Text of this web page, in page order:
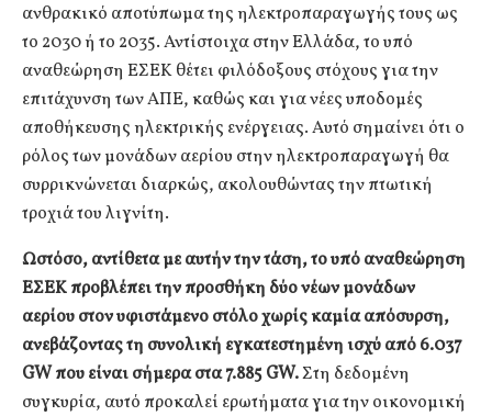
ανθρακικό αποτύπωμα της ηλεκτροπαραγωγής τους ως
το 2030 ή το 2035. Αντίστοιχα στην Ελλάδα, το υπό
αναθεώρηση ΕΣΕΚ θέτει φιλόδοξους στόχους για την
επιτάχυνση των ΑΠΕ, καθώς και για νέες υποδομές
αποθήκευσης ηλεκτρικής ενέργειας. Αυτό σημαίνει ότι ο
ρόλος των μονάδων αερίου στην ηλεκτροπαραγωγή θα
συρρικνώνεται διαρκώς, ακολουθώντας την πτωτική
τροχιά του λιγνίτη.
Ωστόσο, αντίθετα με αυτήν την τάση, το υπό αναθεώρηση
ΕΣΕΚ προβλέπει την προσθήκη δύο νέων μονάδων
αερίου στον υφιστάμενο στόλο χωρίς καμία απόσυρση,
ανεβάζοντας τη συνολική εγκατεστημένη ισχύ από 6.037
GW που είναι σήμερα στα 7.885 GW.Στη δεδομένη
συγκυρία, αυτό προκαλεί ερωτήματα για την οικονομική